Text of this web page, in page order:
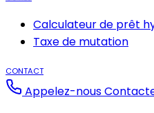
Calculateur de prêt
Taxe de mutation
CONTACT
Appelez-nous